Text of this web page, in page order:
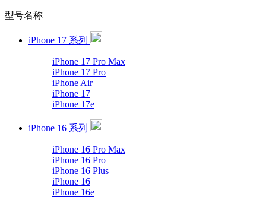
型号名称
iPhone 17 系列
iPhone 17 Pro Max
iPhone 17 Pro
iPhone Air
iPhone 17
iPhone 17e
iPhone 16 系列
iPhone 16 Pro Max
iPhone 16 Pro
iPhone 16 Plus
iPhone 16
iPhone 16e